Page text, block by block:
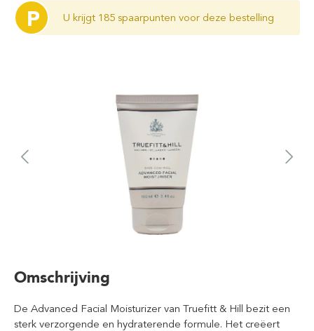
P U krijgt 185 spaarpunten voor deze bestelling
Omschrijving
De Advanced Facial Moisturizer van Truefitt & Hill bezit een
sterk verzorgende en hydraterende formule. Het creëert